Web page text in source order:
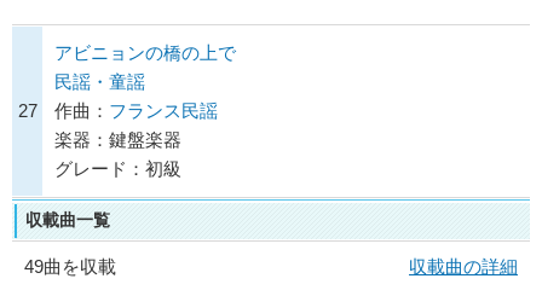
27
アビニョンの橋の上で
民謡・童謡
作曲： フランス民謡
楽器：鍵盤楽器
グレード：初級
収載曲一覧
49曲を収載
収載曲の詳細